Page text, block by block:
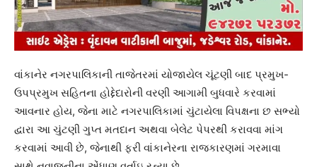
વાંકાનેર નગરપાલિકાની તાજેતરમાં યોજાયેલ ચૂંટણી બાદ પ્રમુખ-
ઉપપ્રમુખ સહિતના હોદ્દેદારોની વરણી આગામી બુધવારે કરવામાં
આવનાર હોય, જેના માટે નગરપાલિકામાં ચુંટાયેલા વિપક્ષના છ સભ્યો
દ્વારા આ ચુંટણી ગુપ્ત મતદાન અથવા બેલેટ પેપરથી કરાવવા માંગ
કરવામાં આવી છે, જેનાથી ફરી વાંકાનેરના રાજકારણમાં ગરમાવા